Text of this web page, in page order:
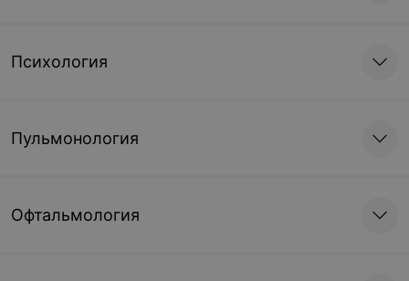
Психология
Пульмонология
Офтальмология